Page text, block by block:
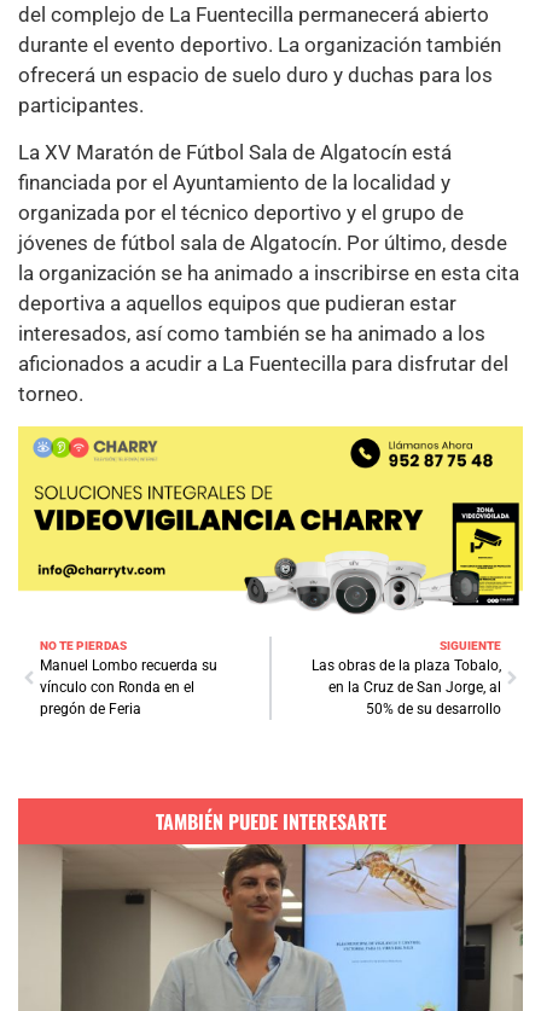
del complejo de La Fuentecilla permanecerá abierto
durante el evento deportivo. La organización también
ofrecerá un espacio de suelo duro y duchas para los
participantes.
La XV Maratón de Fútbol Sala de Algatocín está
financiada por el Ayuntamiento de la localidad y
organizada por el técnico deportivo y el grupo de
jóvenes de fútbol sala de Algatocín. Por último, desde
la organización se ha animado a inscribirse en esta cita
deportiva a aquellos equipos que pudieran estar
interesados, así como también se ha animado a los
aficionados a acudir a La Fuentecilla para disfrutar del
torneo.
NO TE PIERDAS
Manuel Lombo recuerda su
vínculo con Ronda en el
pregón de Feria
SIGUIENTE
Las obras de la plaza Tobalo,
en la Cruz de San Jorge, al
50% de su desarrollo
TAMBIÉN PUEDE INTERESARTE